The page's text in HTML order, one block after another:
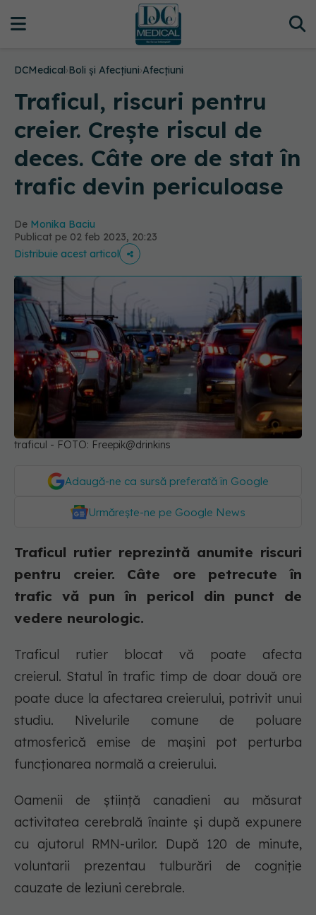
DCMedical›Boli și Afecțiuni›Afecțiuni
Traficul, riscuri pentru
creier. Crește riscul de
deces. Câte ore de stat în
trafic devin periculoase
De Monika Baciu
Publicat pe 02 feb 2023, 20:23
Distribuie acest articol
traficul - FOTO: Freepik@drinkins
Adaugă-ne ca sursă preferată în Google
Urmărește-ne pe Google News
Traficul rutier reprezintă anumite riscuri
pentru creier. Câte ore petrecute în
trafic vă pun în pericol din punct de
vedere neurologic.
Traficul rutier blocat vă poate afecta
creierul. Statul în trafic timp de doar două ore
poate duce la afectarea creierului, potrivit unui
studiu. Nivelurile comune de poluare
atmosferică emise de mașini pot perturba
funcționarea normală a creierului.
Oamenii de știință canadieni au măsurat
activitatea cerebrală înainte și după expunere
cu ajutorul RMN-urilor. După 120 de minute,
voluntarii prezentau tulburări de cogniție
cauzate de leziuni cerebrale.